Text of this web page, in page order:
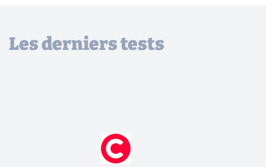
Les derniers tests